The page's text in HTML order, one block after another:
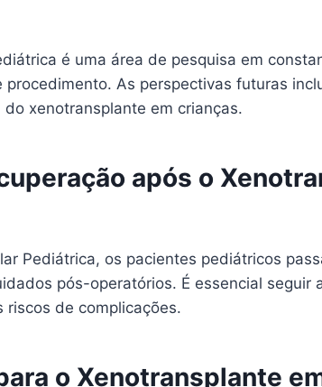
é uma área de pesquisa em
As perspectivas futuras
xenotransplante em crianças.
após o
Pediátrica, os pacientes pediátricos
pós-operatórios. É essencial
riscos de complicações.
o Xenotransplante